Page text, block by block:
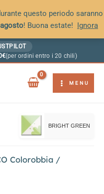
questo periodo saranno
! Buona estate! Ignora
(per ordini entro i 20 chili)
MENU
BRIGHT GREEN
Colorobbia /